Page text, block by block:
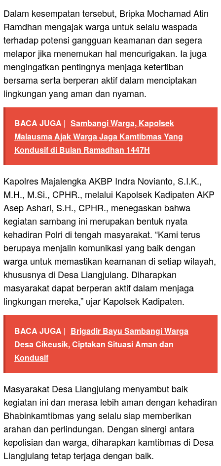
Dalam kesempatan tersebut, Bripka Mochamad Atin
Ramdhan mengajak warga untuk selalu waspada
terhadap potensi gangguan keamanan dan segera
melapor jika menemukan hal mencurigakan. Ia juga
mengingatkan pentingnya menjaga ketertiban
bersama serta berperan aktif dalam menciptakan
lingkungan yang aman dan nyaman.
BACA JUGA | Sambangi Warga, Kapolsek
Malausma Ajak Warga Jaga Kamtibmas Yang
Kondusif di Bulan Ramadhan 1447H
Kapolres Majalengka AKBP Indra Novianto, S.I.K.,
M.H., M.Si., CPHR., melalui Kapolsek Kadipaten AKP
Asep Ashari, S.H., CPHR., menegaskan bahwa
kegiatan sambang ini merupakan bentuk nyata
kehadiran Polri di tengah masyarakat. “Kami terus
berupaya menjalin komunikasi yang baik dengan
warga untuk memastikan keamanan di setiap wilayah,
khususnya di Desa Liangjulang. Diharapkan
masyarakat dapat berperan aktif dalam menjaga
lingkungan mereka,” ujar Kapolsek Kadipaten.
BACA JUGA | Brigadir Bayu Sambangi Warga
Desa Cikeusik, Ciptakan Situasi Aman dan
Kondusif
Masyarakat Desa Liangjulang menyambut baik
kegiatan ini dan merasa lebih aman dengan kehadiran
Bhabinkamtibmas yang selalu siap memberikan
arahan dan perlindungan. Dengan sinergi antara
kepolisian dan warga, diharapkan kamtibmas di Desa
Liangjulang tetap terjaga dengan baik.